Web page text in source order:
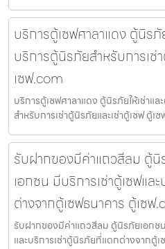
บริการตู้เซฟศาลาแดง ตู้นิรภั
บริการตู้นิรภัยสำหรับการเช่
เซฟ.com
บริการตู้เซฟศาลาแดง ตู้นิรภัยให้เช่าแล
สำหรับการเช่าตู้นิรภัยและเช่าตู้เซฟ ตู้
รับฝากของมีค่าแถวสีลม ตู้นิ
เอกชน มีบริการเช่าตู้เซฟแล
ต่างจากตู้เซฟธนาคาร ตู้เซฟ
รับฝากของมีค่าแถวสีลม ตู้นิรภัยเอกช
และบริการเช่าตู้นิรภัยที่แตกต่างจากตู้